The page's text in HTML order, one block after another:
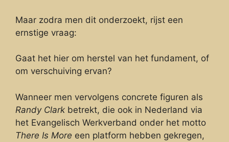
Maar zodra men dit onderzoekt, rijst een
ernstige vraag:
Gaat het hier om herstel van het fundament, of
om verschuiving ervan?
Wanneer men vervolgens concrete figuren als
Randy Clark betrekt, die ook in Nederland via
het Evangelisch Werkverband onder het motto
There Is More een platform hebben gekregen,